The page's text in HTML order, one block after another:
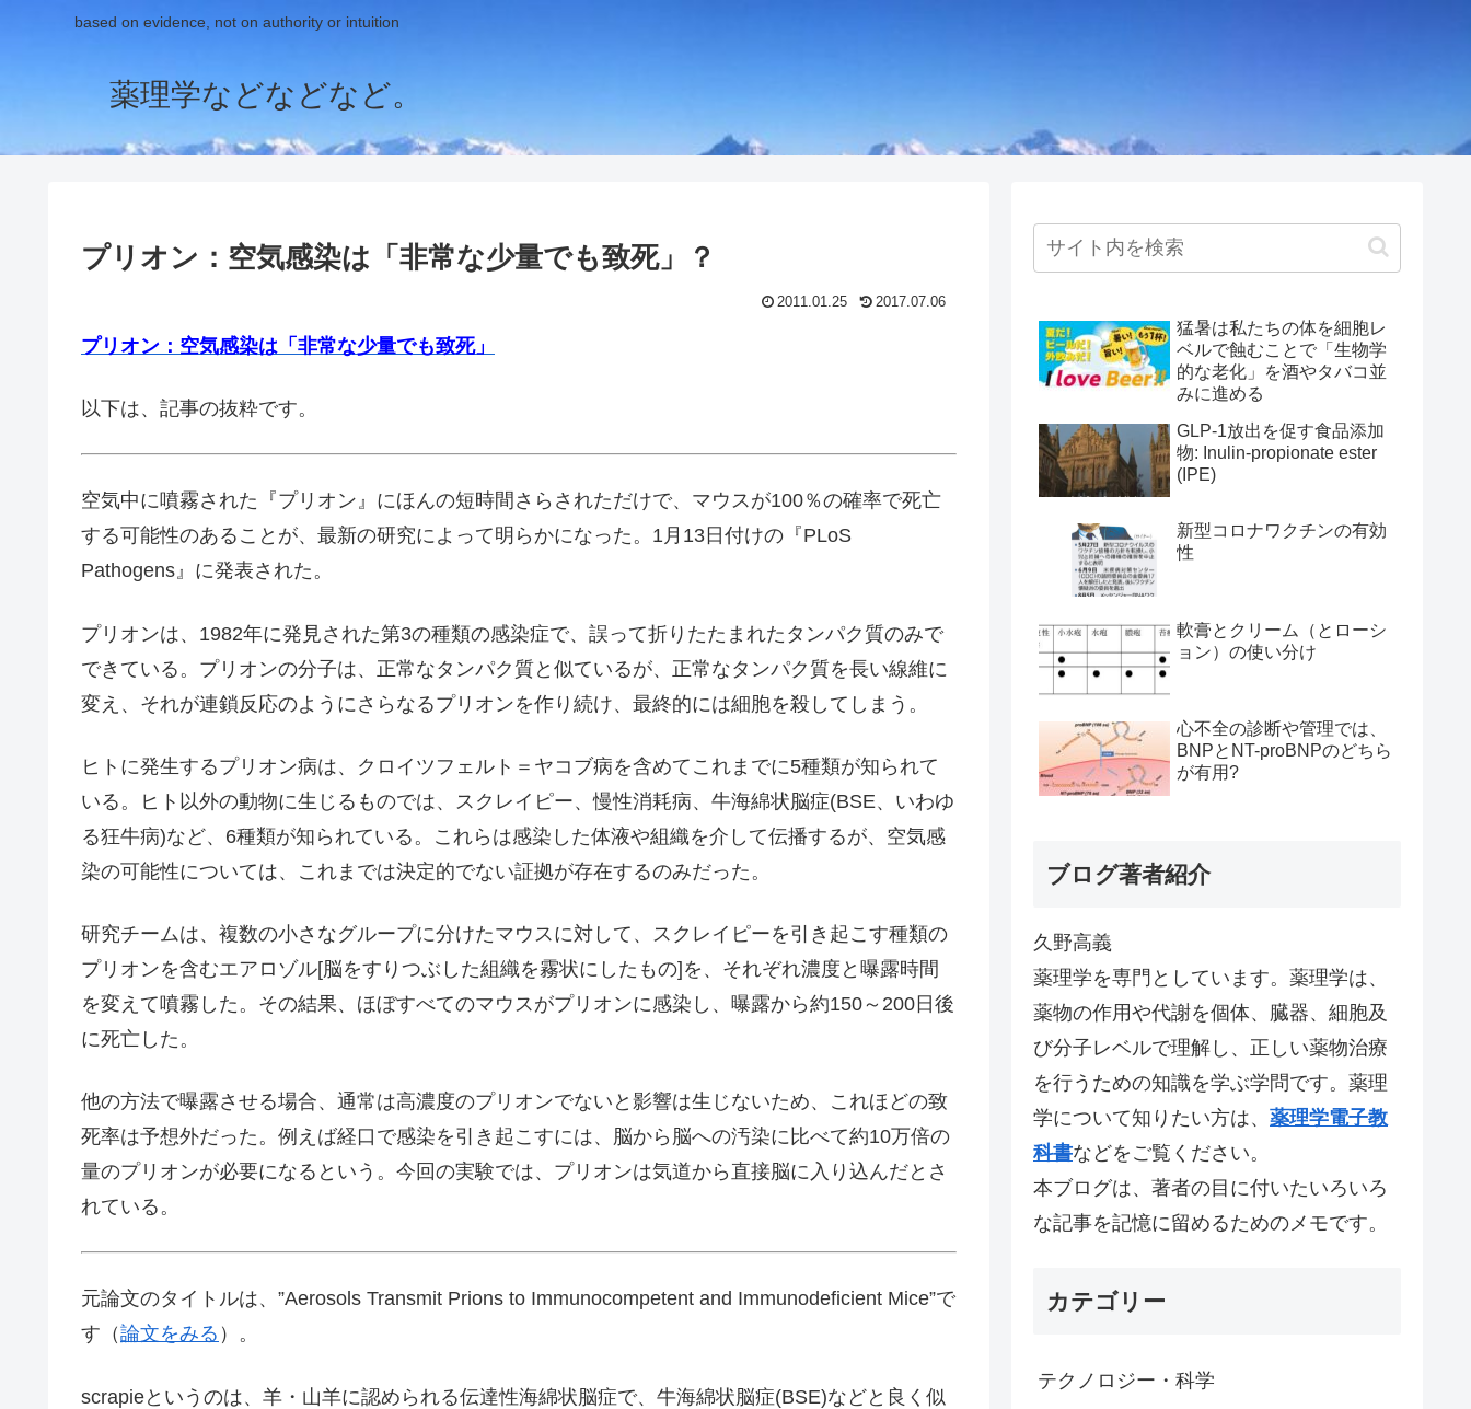
based on evidence, not on authority or intuition
薬理学などなどなど。
プリオン：空気感染は「非常な少量でも致死」？
2011.01.25 2017.07.06
プリオン：空気感染は「非常な少量でも致死」
以下は、記事の抜粋です。
空気中に噴霧された『プリオン』にほんの短時間さらされただけで、マウスが100％の確率で死亡
する可能性のあることが、最新の研究によって明らかになった。1月13日付けの『PLoS
Pathogens』に発表された。
プリオンは、1982年に発見された第3の種類の感染症で、誤って折りたたまれたタンパク質のみで
できている。プリオンの分子は、正常なタンパク質と似ているが、正常なタンパク質を長い線維に
変え、それが連鎖反応のようにさらなるプリオンを作り続け、最終的には細胞を殺してしまう。
ヒトに発生するプリオン病は、クロイツフェルト＝ヤコブ病を含めてこれまでに5種類が知られて
いる。ヒト以外の動物に生じるものでは、スクレイピー、慢性消耗病、牛海綿状脳症(BSE、いわゆ
る狂牛病)など、6種類が知られている。これらは感染した体液や組織を介して伝播するが、空気感
染の可能性については、これまでは決定的でない証拠が存在するのみだった。
研究チームは、複数の小さなグループに分けたマウスに対して、スクレイピーを引き起こす種類の
プリオンを含むエアロゾル[脳をすりつぶした組織を霧状にしたもの]を、それぞれ濃度と曝露時間
を変えて噴霧した。その結果、ほぼすべてのマウスがプリオンに感染し、曝露から約150～200日後
に死亡した。
他の方法で曝露させる場合、通常は高濃度のプリオンでないと影響は生じないため、これほどの致
死率は予想外だった。例えば経口で感染を引き起こすには、脳から脳への汚染に比べて約10万倍の
量のプリオンが必要になるという。今回の実験では、プリオンは気道から直接脳に入り込んだとさ
れている。
元論文のタイトルは、”Aerosols Transmit Prions to Immunocompetent and Immunodeficient Mice”で
す（論文をみる ）。
scrapieというのは、羊・山羊に認められる伝達性海綿状脳症で、牛海綿状脳症(BSE)などと良く似
猛暑は私たちの体を細胞レ
ベルで蝕むことで「生物学
的な老化」を酒やタバコ並
みに進める
GLP-1放出を促す食品添加
物: Inulin-propionate ester
(IPE)
新型コロナワクチンの有効
性
軟膏とクリーム（とローシ
ョン）の使い分け
心不全の診断や管理では、
BNPとNT-proBNPのどちら
が有用?
ブログ著者紹介
久野高義
薬理学を専門としています。薬理学は、
薬物の作用や代謝を個体、臓器、細胞及
び分子レベルで理解し、正しい薬物治療
を行うための知識を学ぶ学問です。薬理
学について知りたい方は、 薬理学電子教
科書などをご覧ください。
本ブログは、著者の目に付いたいろいろ
な記事を記憶に留めるためのメモです。
カテゴリー
テクノロジー・科学